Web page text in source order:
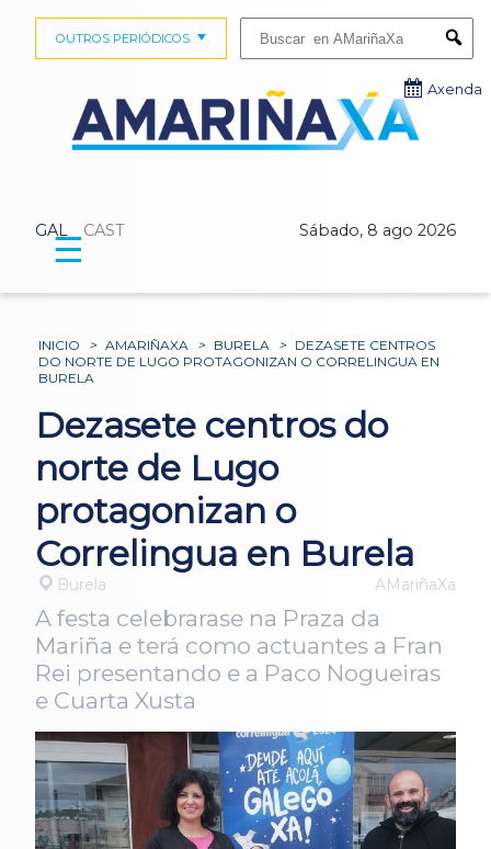
GAL CAST Sábado, 8 ago 2026
OUTROS PERIÓDICOS
Axenda
☰
INICIO > AMARIÑAXA > BURELA > DEZASETE CENTROS
DO NORTE DE LUGO PROTAGONIZAN O CORRELINGUA EN
BURELA
Dezasete centros do
norte de Lugo
protagonizan o
Correlingua en Burela
Burela AMariñaXa
A festa celebrarase na Praza da
Mariña e terá como actuantes a Fran
Rei presentando e a Paco Nogueiras
e Cuarta Xusta